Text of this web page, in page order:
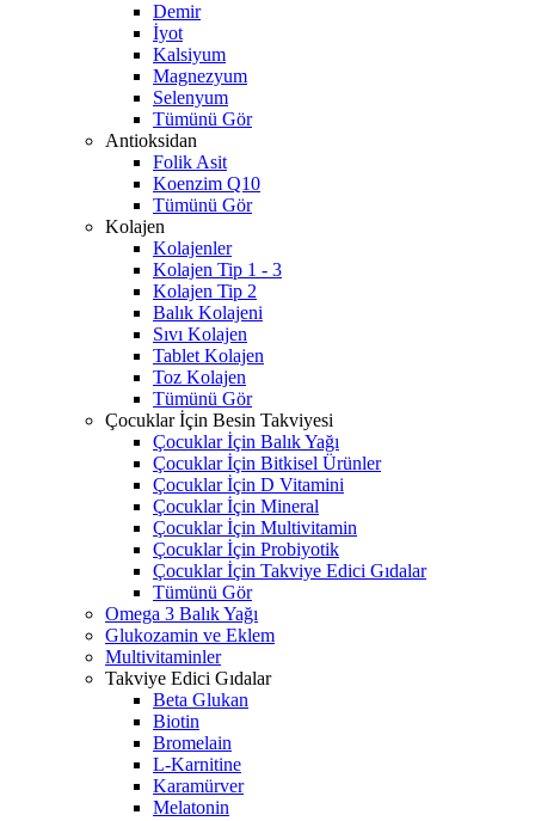
Demir
İyot
Kalsiyum
Magnezyum
Selenyum
Tümünü Gör
Antioksidan
Folik Asit
Koenzim Q10
Tümünü Gör
Kolajen
Kolajenler
Kolajen Tip 1 - 3
Kolajen Tip 2
Balık Kolajeni
Sıvı Kolajen
Tablet Kolajen
Toz Kolajen
Tümünü Gör
Çocuklar İçin Besin Takviyesi
Çocuklar İçin Balık Yağı
Çocuklar İçin Bitkisel Ürünler
Çocuklar İçin D Vitamini
Çocuklar İçin Mineral
Çocuklar İçin Multivitamin
Çocuklar İçin Probiyotik
Çocuklar İçin Takviye Edici Gıdalar
Tümünü Gör
Omega 3 Balık Yağı
Glukozamin ve Eklem
Multivitaminler
Takviye Edici Gıdalar
Beta Glukan
Biotin
Bromelain
L-Karnitine
Karamürver
Melatonin